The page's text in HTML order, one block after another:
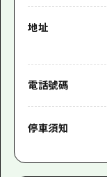
地址
電話號碼
停車須知